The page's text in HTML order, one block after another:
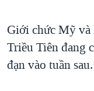
VĂN HOÁ
THỂ THAO
GIÁO DỤC
GROUND ZERO –
CHI PHÍ CHIẾN
Ngôn ngữ khác
Giới chức Mỹ và
Triều Tiên đang
đạn vào tuần sau.